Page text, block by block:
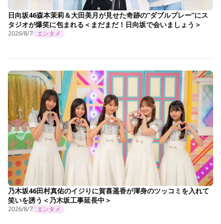
日向坂46森本茉莉＆大田美月が見せた奇跡の“ダブルプレー”にス
タジオが爆笑に包まれる＜まだまだ！日向坂で会いましょう＞
2026/8/7 エンタメ
乃木坂46田村真佑のイジりに賀喜遥香が渾身のツッコミを入れて
笑いを誘う＜乃木坂工事延長中＞
2026/8/7 エンタメ